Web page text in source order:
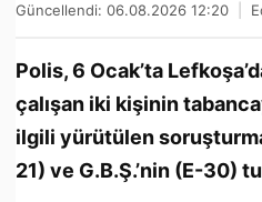
Güncellendi: 06.08.2026 12:20
Polis, 6 Ocak’ta
çalışan iki kişinin
ilgili yürütülen
21) ve G.B.Ş.’nin (E-30)